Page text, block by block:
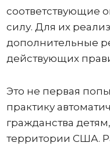
соответствующие
силу. Для их
дополнительные
действующих
Это не первая
практику
гражданства
территории США.